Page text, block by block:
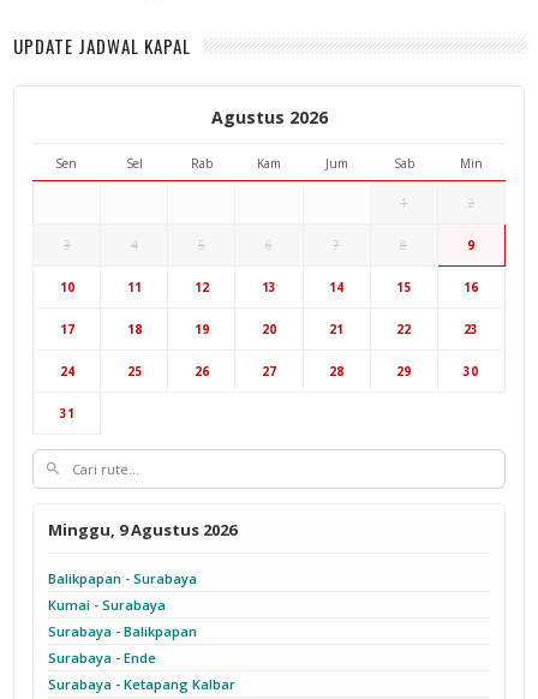
UPDATE JADWAL KAPAL
Agustus 2026
Sen Sel Rab Kam Jum Sab Min
1 2
3 4 5 6 7 8 9
10 11 12 13 14 15 16
17 18 19 20 21 22 23
24 25 26 27 28 29 30
31
Minggu, 9 Agustus 2026
Balikpapan - Surabaya
Kumai - Surabaya
Surabaya - Balikpapan
Surabaya - Ende
Surabaya - Ketapang Kalbar